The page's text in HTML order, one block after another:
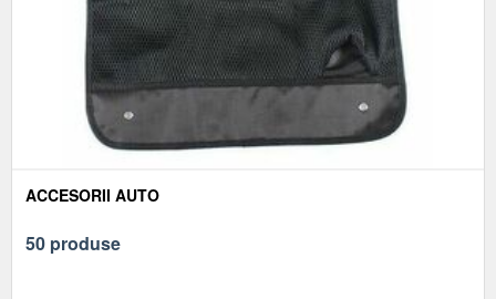
ACCESORII AUTO
50 produse